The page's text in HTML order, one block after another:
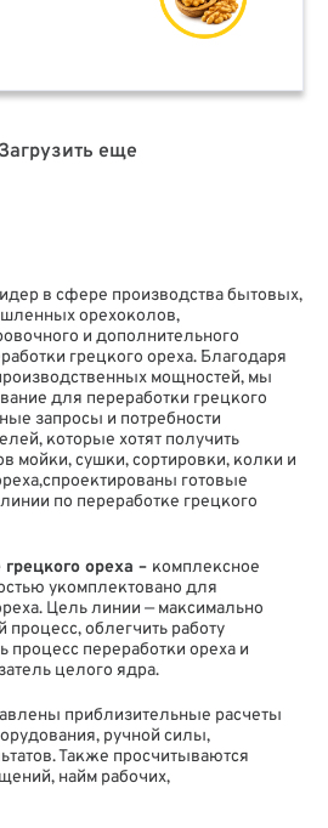
еще
в сфере производства бытовых,
орехоколов,
и дополнительного
грецкого ореха. Благодаря
мощностей, мы
для переработки грецкого
запросы и потребности
которые хотят получить
мойки, сушки, сортировки, колки и
готовые
по переработке грецкого
ореха – комплексное
укомплектовано для
Цель линии — максимально
процесс, облегчить работу
процесс переработки ореха и
целого ядра.
приблизительные расчеты
ручной силы,
Также просчитываются
найм рабочих,